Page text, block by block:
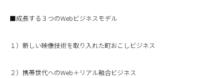
■成長する３つのWebビジネスモデル
１）新しい映像技術を取り入れた町おこしビジネス
２）携帯世代へのWeb＋リアル融合ビジネス